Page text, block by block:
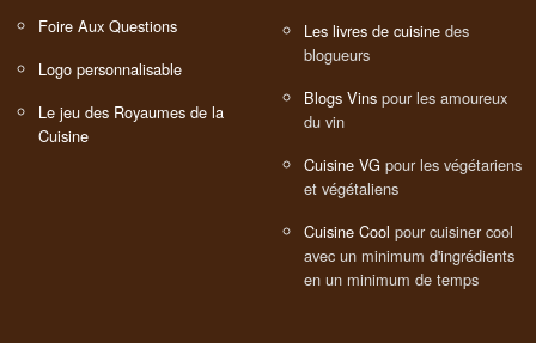
Foire Aux Questions
Logo personnalisable
Le jeu des Royaumes de la
Cuisine
Les livres de cuisine des
blogueurs
Blogs Vins pour les amoureux
du vin
Cuisine VG pour les végétariens
et végétaliens
Cuisine Cool pour cuisiner cool
avec un minimum d'ingrédients
en un minimum de temps